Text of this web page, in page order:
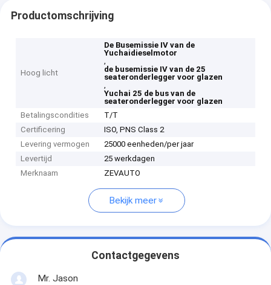
Productomschrijving
Hoog licht
De Busemissie IV van de
Yuchaidieselmotor
,
de busemissie IV van de 25
seateronderlegger voor glazen
,
Yuchai 25 de bus van de
seateronderlegger voor glazen
Betalingscondities
T/T
Certificering
ISO, PNS Class 2
Levering vermogen
25000 eenheden/per jaar
Levertijd
25 werkdagen
Merknaam
ZEVAUTO
Bekijk meer
Contactgegevens
Mr. Jason